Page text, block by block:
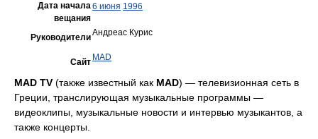
Дата начала
вещания
6 июня 1996
РуководителиАндреас Курис
Сайт MAD
MAD TV (также известный как MAD) — телевизионная сеть в
Греции, транслирующая музыкальные программы —
видеоклипы, музыкальные новости и интервью музыкантов, а
также концерты.